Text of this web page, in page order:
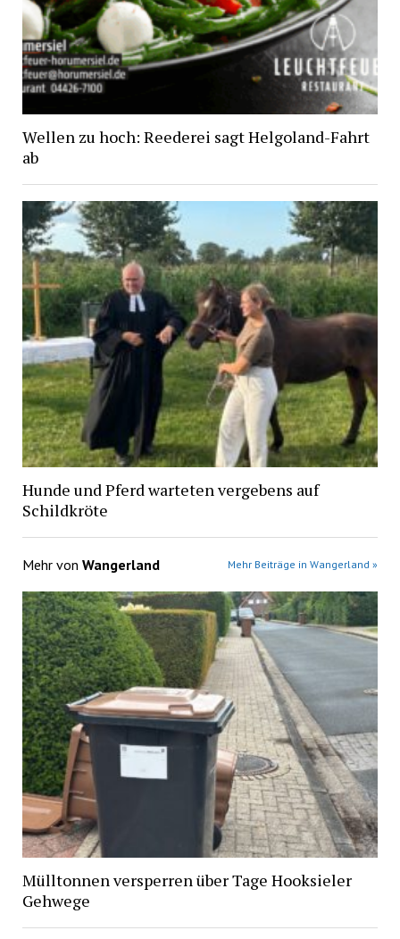
Wellen zu hoch: Reederei sagt Helgoland-Fahrt
ab
Hunde und Pferd warteten vergebens auf
Schildkröte
Mehr von Wangerland Mehr Beiträge in Wangerland »
Mülltonnen versperren über Tage Hooksieler
Gehwege